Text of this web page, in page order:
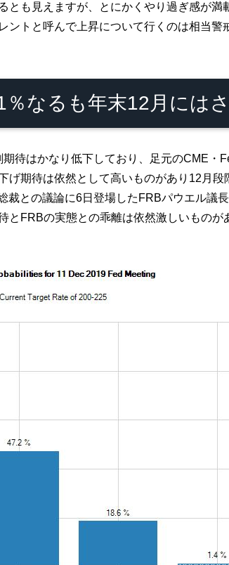
とも見えますが、とにかくやり過ぎ感が
ントと呼んで上昇について行くのは相当警
なるも年末12月には
待はかなり低下しており、足元のCME
げ期待は依然として高いものがあり12月
裁との議論に6日登場したFRBパウエル議
とFRBの実態との乖離は依然激しいもの